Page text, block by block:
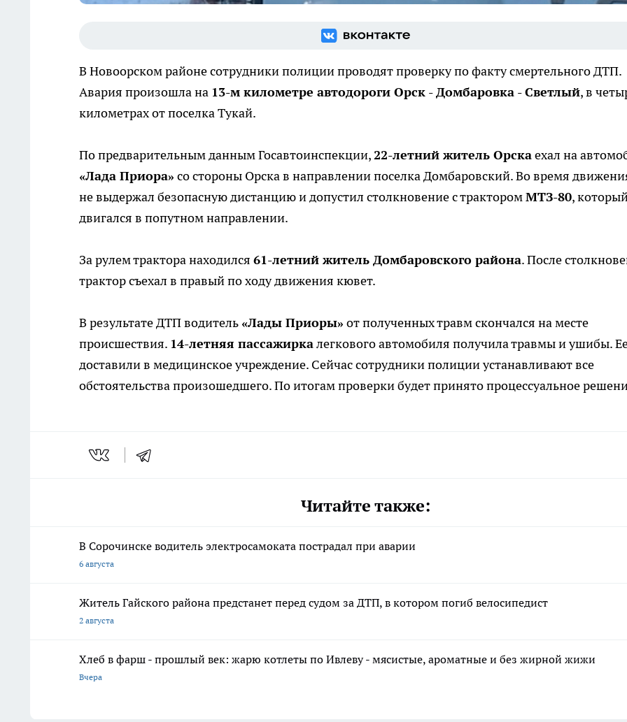
В Новоорском районе сотрудники полиции проводят проверку по факту смертельного ДТП.
Авария произошла на 13-м километре автодороги Орск - Домбаровка - Светлый, в
километрах от поселка Тукай.
По предварительным данным Госавтоинспекции,22-летний житель Орскаехал на
«Лада Приора» со стороны Орска в направлении поселка Домбаровский. Во время
не выдержал безопасную дистанцию и допустил столкновение с тракторомМТЗ-80,
двигался в попутном направлении.
За рулем трактора находился 61-летний житель Домбаровского района. После
трактор съехал в правый по ходу движения кювет.
В результате ДТП водитель «Лады Приоры» от полученных травм скончался на месте
происшествия. 14-летняя пассажиркалегкового автомобиля получила травмы и ушибы.
доставили в медицинское учреждение. Сейчас сотрудники полиции устанавливают все
обстоятельства произошедшего. По итогам проверки будет принято процессуальное
Читайте также:
В Сорочинске водитель электросамоката пострадал при аварии
6 августа
Житель Гайского района предстанет перед судом за ДТП, в котором погиб велосипедист
2 августа
Хлеб в фарш - прошлый век: жарю котлеты по Ивлеву - мясистые, ароматные и без жирной жижи
Вчера